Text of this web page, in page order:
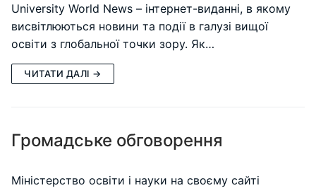
University World News – інтернет-виданні, в якому
висвітлюються новини та події в галузі вищої
освіти з глобальної точки зору. Як…
ЧИТАТИ ДАЛІ →
Громадське обговорення
Міністерство освіти і науки на своєму сайті